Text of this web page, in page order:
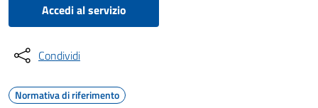
Accedi al servizio
Condividi
Normativa di riferimento